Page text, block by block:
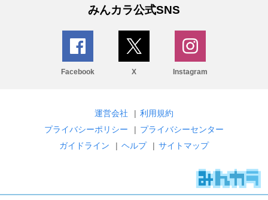
みんカラ公式SNS
Facebook X Instagram
運営会社 | 利用規約
プライバシーポリシー
| プライバシーセンター
ガイドライン
| ヘルプ | サイトマップ